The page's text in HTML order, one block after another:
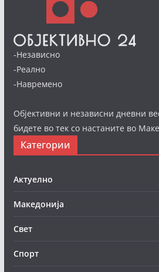
-Независно
-Реално
-Навремено
Објективни и независни дневни
бидете во тек со настаните во
Категории
Актуелно
Македонија
Свет
Спорт